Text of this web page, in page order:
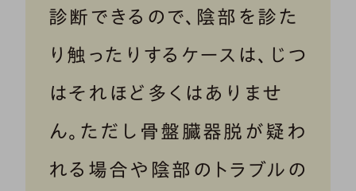
診断できるので、陰部を診た
り触ったりするケースは、じつ
はそれほど多くはありませ
ん。ただし骨盤臓器脱が疑わ
れる場合や陰部のトラブルの